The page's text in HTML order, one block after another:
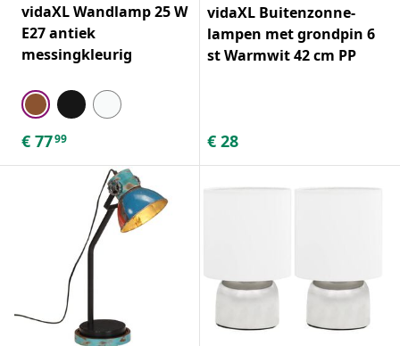
vidaXL Wandlamp 25 W
E27 antiek
messingkleurig
€ 7799
vidaXL Buitenzonne-
lampen met grondpin 6
st Warmwit 42 cm PP
€ 28